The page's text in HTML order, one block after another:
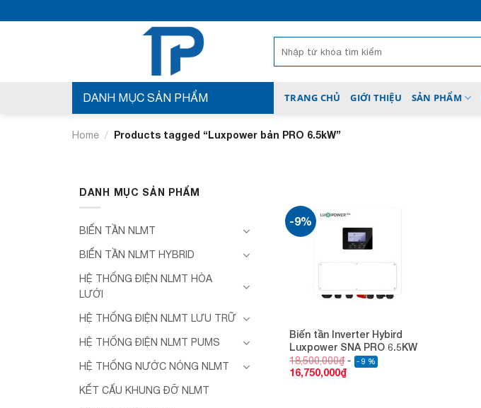
qua
for:
DANH MỤC SẢN PHẨM TRANG CHỦ GIỚI THIỆU SẢN PHẨM
Home / Products tagged “Luxpower bản PRO 6.5kW”
DANH MỤC SẢN PHẨM
BIẾN TẦN NLMT
BIẾN TẦN NLMT HYBRID
HỆ THỐNG ĐIỆN NLMT HÒA
LƯỚI
HỆ THỐNG ĐIỆN NLMT LƯU TRỮ
HỆ THỐNG ĐIỆN NLMT PUMS
HỆ THỐNG NƯỚC NÓNG NLMT
KẾT CẤU KHUNG ĐỠ NLMT
-9%
Biến tần Inverter Hybird
Luxpower SNA PRO 6.5KW
18,500,000₫ - 9 %
16,750,000₫